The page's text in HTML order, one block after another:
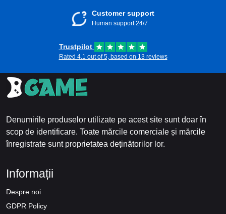
Customer support
Human support 24/7
Trustpilot
Rated 4.1 out of 5, based on 13 reviews
Denumirile produselor utilizate pe acest site sunt doar în
scop de identificare. Toate mărcile comerciale și mărcile
înregistrate sunt proprietatea deținătorilor lor.
Informații
Despre noi
GDPR Policy